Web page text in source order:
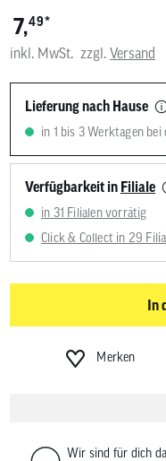
7,49*
inkl. MwSt. zzgl. Versand
Lieferung nach Hause
in 1 bis 3 Werktagen bei
Verfügbarkeit in Filiale
in 31 Filialen vorrätig
Click & Collect in 29
In
Merken
Wir sind für dich